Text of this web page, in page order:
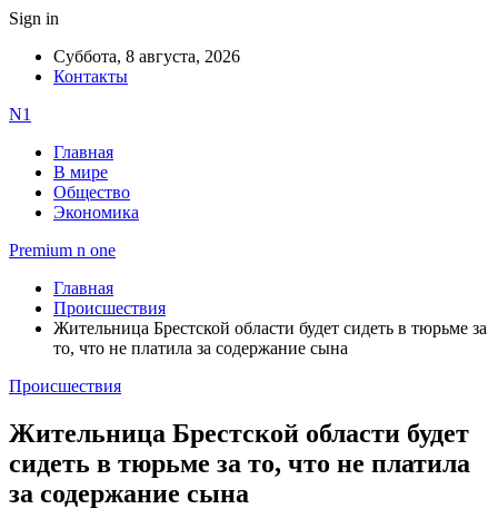
Sign in
Суббота, 8 августа, 2026
Контакты
N1
Главная
В мире
Общество
Экономика
Premium n one
Главная
Происшествия
Жительница Брестской области будет сидеть в тюрьме за
то, что не платила за содержание сына
Происшествия
Жительница Брестской области будет
сидеть в тюрьме за то, что не платила
за содержание сына